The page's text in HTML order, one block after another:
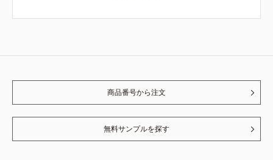
商品番号から注文
無料サンプルを探す